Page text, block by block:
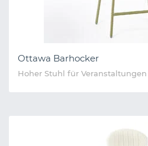
Ottawa Barhocker
Hoher Stuhl für Veranstaltungen